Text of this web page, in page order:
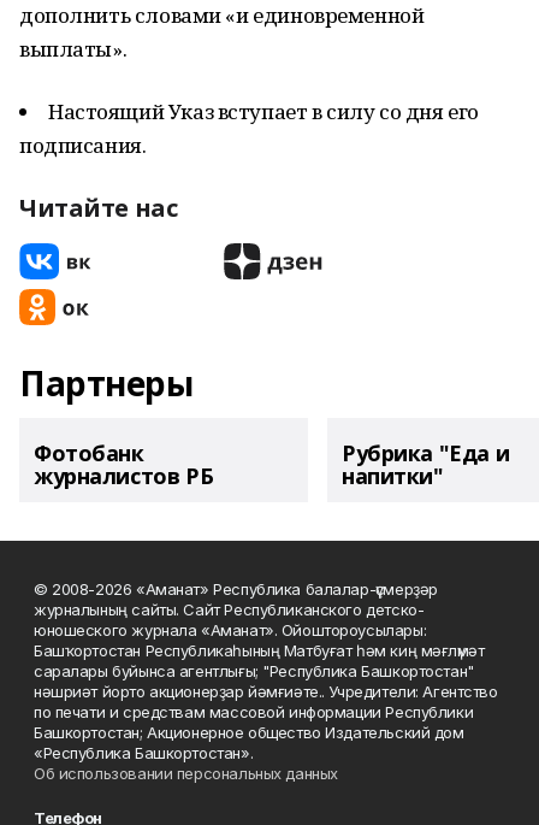
дополнить словами «и единовременной
выплаты».
Настоящий Указ вступает в силу со дня его
подписания.
Читайте нас
Партнеры
Фотобанк
журналистов РБ
Рубрика "Еда и
напитки"
© 2008-2026 «Аманат» Республика балалар-үҫмерҙәр
журналының сайты. Сайт Республиканского детско-
юношеского журнала «Аманат». Ойоштороусылары:
Башҡортостан Республикаһының Матбуғат һәм киң мәғлүмәт
саралары буйынса агентлығы; "Республика Башкортостан"
нәшриәт йорто акционерҙар йәмғиәте.. Учредители: Агентство
по печати и средствам массовой информации Республики
Башкортостан; Акционерное общество Издательский дом
«Республика Башкортостан».
Об использовании персональных данных
Телефон